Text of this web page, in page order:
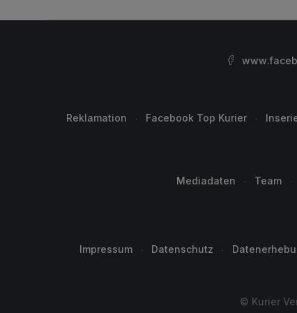
Reklamation Facebook Top Kurier
Mediadaten Team
Impressum Datenschutz
© Kurier